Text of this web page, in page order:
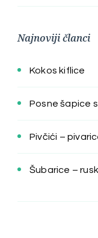
Najnoviji članci
Kokos kiflice
Posne šapice
Pivčići –
Šubarice –